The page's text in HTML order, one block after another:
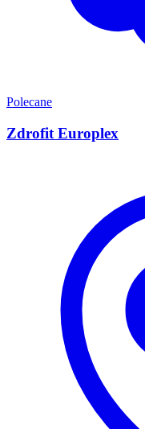
Polecane
Zdrofit Europlex